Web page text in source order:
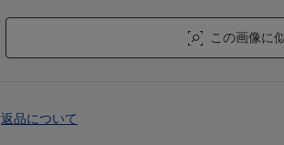
この画像に
返品について